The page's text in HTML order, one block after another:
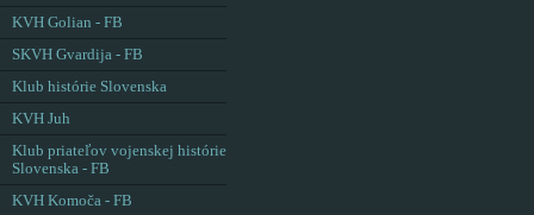
KVH Golian - FB
SKVH Gvardija - FB
Klub histórie Slovenska
KVH Juh
Klub priateľov vojenskej histórie
Slovenska - FB
KVH Komoča - FB